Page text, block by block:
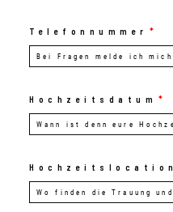
Telefonnummer
Hochzeitsdatum
Hochzeitslocation